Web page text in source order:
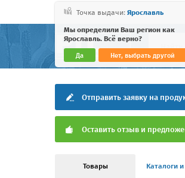
Точка выдачи: Ярославль
Мы определили Ваш регион как
Ярославль. Всё верно?
Да Нет, выбрать другой
Отправить заявку на
Оставить отзыв и
Товары Каталоги